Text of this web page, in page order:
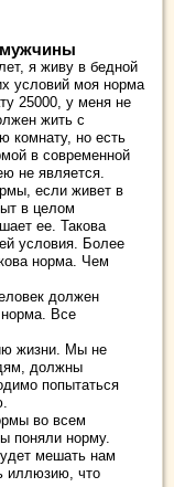
мужчины
я живу в бедной
условий моя норма
25000, у меня не
жить с
комнату, но есть
в современной
не является.
если живет в
в целом
ее. Такова
условия. Более
норма. Чем
должен
Все
жизни. Мы не
должны
попытаться
во всем
поняли норму.
мешать нам
иллюзию, что